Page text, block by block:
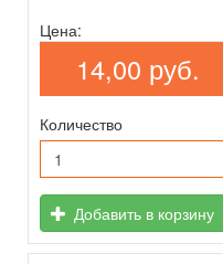
Цена:
14,00 руб.
Количество
Добавить в корзину